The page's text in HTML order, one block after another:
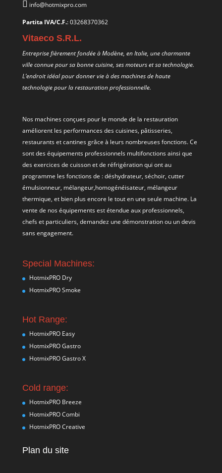
info@hotmixpro.com
Partita IVA/C.F.: 03268370362
Vitaeco S.R.L.
Entreprise fièrement fondée à Modène, en Italie, une charmante
ville connue pour sa bonne cuisine, ses moteurs et sa technologie.
L’endroit idéal pour donner vie à des machines de haute
technologie pour la restauration professionnelle.
Nos machines conçues pour le monde de la restauration
améliorent les performances des cuisines, pâtisseries,
restaurants et cantines grâce à leurs nombreuses fonctions. Ce
sont des équipements professionnels multifonctions ainsi que
des exercices de cuisson et de réfrigération qui ont au
programme les fonctions de : déshydrateur, séchoir, cutter
émulsionneur, mélangeur,homogénéisateur, mélangeur
thermique, et bien plus encore le tout en une seule machine. La
vente de nos équipements est étendue aux professionnels,
chefs et particuliers, demandez une démonstration ou un devis
sans engagement.
Special Machines:
HotmixPRO Dry
HotmixPRO Smoke
Hot Range:
HotmixPRO Easy
HotmixPRO Gastro
HotmixPRO Gastro X
Cold range:
HotmixPRO Breeze
HotmixPRO Combi
HotmixPRO Creative
Plan du site